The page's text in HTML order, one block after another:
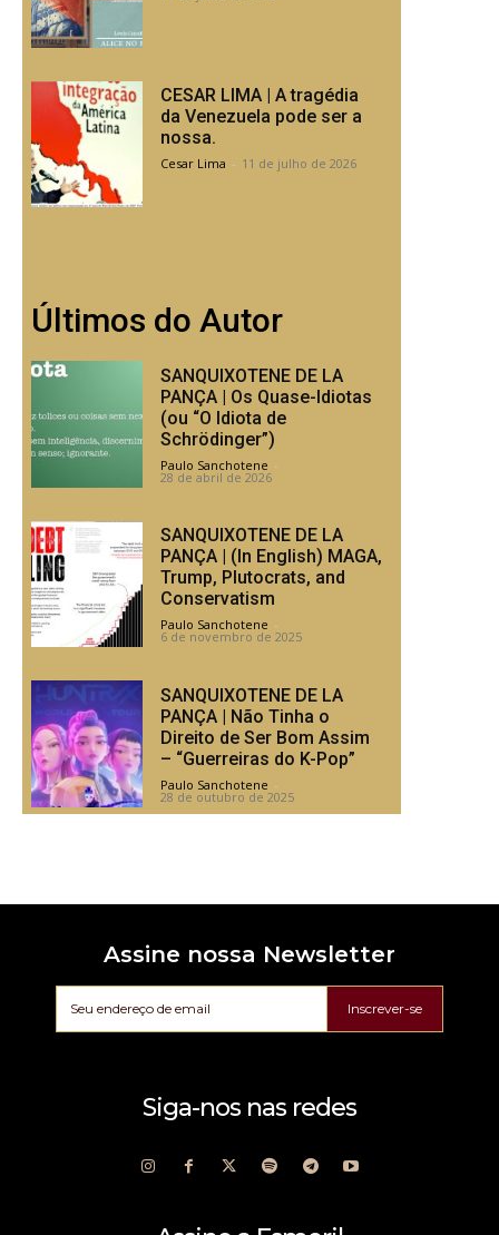
CESAR LIMA | A tragédia
da Venezuela pode ser a
nossa.
Cesar Lima - 11 de julho de 2026
Últimos do Autor
SANQUIXOTENE DE LA
PANÇA | Os Quase-Idiotas
(ou “O Idiota de
Schrödinger”)
Paulo Sanchotene -
28 de abril de 2026
SANQUIXOTENE DE LA
PANÇA | (In English) MAGA,
Trump, Plutocrats, and
Conservatism
Paulo Sanchotene -
6 de novembro de 2025
SANQUIXOTENE DE LA
PANÇA | Não Tinha o
Direito de Ser Bom Assim
– “Guerreiras do K-Pop”
Paulo Sanchotene -
28 de outubro de 2025
Assine nossa Newsletter
Inscrever-se
Siga-nos nas redes